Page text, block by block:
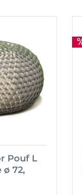
Pouf L
ø 72,